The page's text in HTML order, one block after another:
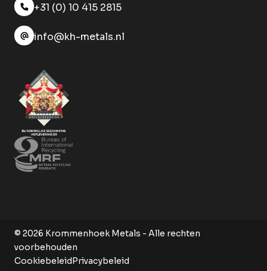
+31 (0) 10 415 2815
info@kh-metals.nl
© 2026 Krommenhoek Metals - Alle rechten
voorbehouden
CookiebeleidPrivacybeleid